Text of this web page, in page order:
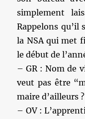
simplement
Rappelons qu’il
la NSA qui met
le début de
– GR : Nom de
veut pas être
maire d’ailleurs ?
– OV :